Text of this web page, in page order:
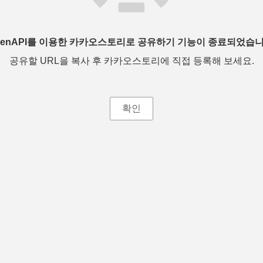
를 이용한 카카오스토리로 공유하기 기능이 종료되었습
공유할 URL을 복사 후 카카오스토리에 직접 등록해 보세요.
확인